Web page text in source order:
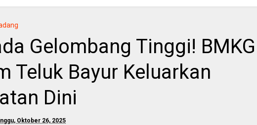
Gelombang Tinggi! BMKG
Teluk Bayur Keluarkan
Dini
Oktober 26, 2025